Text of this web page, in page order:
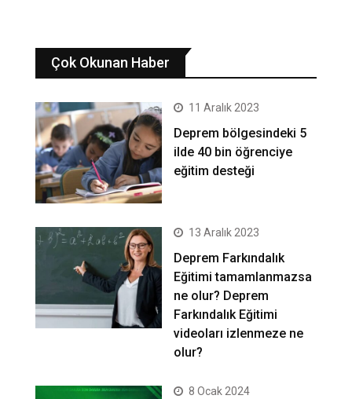
Çok Okunan Haber
11 Aralık 2023
Deprem bölgesindeki 5
ilde 40 bin öğrenciye
eğitim desteği
13 Aralık 2023
Deprem Farkındalık
Eğitimi tamamlanmazsa
ne olur? Deprem
Farkındalık Eğitimi
videoları izlenmeze ne
olur?
8 Ocak 2024